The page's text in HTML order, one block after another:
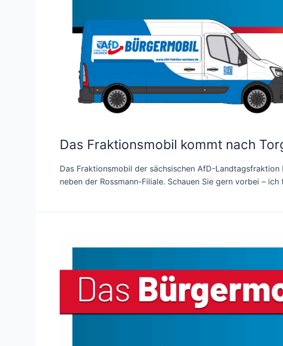
Das Fraktionsmobil kommt nach
Das Fraktionsmobil der sächsischen AfD-
neben der Rossmann-Filiale. Schauen Sie gern vorbei –